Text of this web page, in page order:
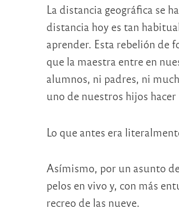
La distancia geográfica se
distancia hoy es tan
aprender. Esta rebelión de
que la maestra entre en
alumnos, ni padres, ni
uno de nuestros hijos
Lo que antes era
Asímismo, por un asunto
pelos en vivo y, con más
recreo de las nueve.